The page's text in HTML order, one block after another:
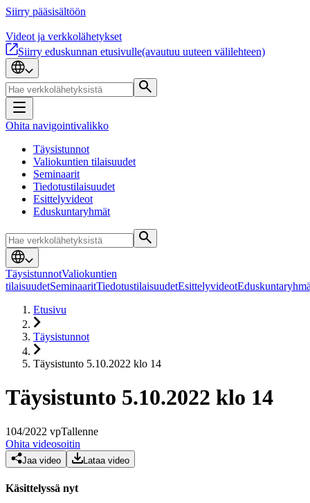
Siirry pääsisältöön
Videot ja verkkolähetykset
Siirry eduskunnan etusivulle(avautuu uuteen välilehteen)
Ohita navigointivalikko
Täysistunnot
Valiokuntien tilaisuudet
Seminaarit
Tiedotustilaisuudet
Esittelyvideot
Eduskuntaryhmät
TäysistunnotValiokuntien
tilaisuudetSeminaaritTiedotustilaisuudetEsittelyvideot
Etusivu
Täysistunnot
Täysistunto 5.10.2022 klo 14
Täysistunto 5.10.2022 klo 14
104/2022 vpTallenne
Ohita videosoitin
Jaa video Lataa video
Käsittelyssä nyt